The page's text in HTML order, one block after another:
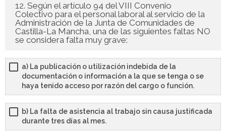
12. Según el artículo 94 del VIII Convenio
Colectivo para el personal laboral al servicio de la
Administración de la Junta de Comunidades de
Castilla-La Mancha, una de las siguientes faltas NO
se considera falta muy grave:
a) La publicación o utilización indebida de la
documentación o información a la que se tenga o se
haya tenido acceso por razón del cargo o función.
b) La falta de asistencia al trabajo sin causa justificada
durante tres días al mes.